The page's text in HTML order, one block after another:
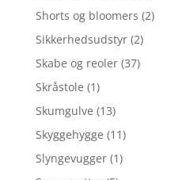
Shorts og bloomers (2)
Sikkerhedsudstyr (2)
Skabe og reoler (37)
Skråstole (1)
Skumgulve (13)
Skyggehygge (11)
Slyngevugger (1)